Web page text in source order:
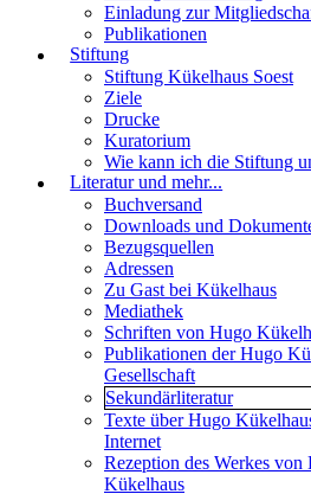
Einladung zur
Publikationen
Stiftung
Stiftung Kükelhaus Soest
Ziele
Drucke
Kuratorium
Wie kann ich die Stiftung
Literatur und mehr...
Buchversand
Downloads und
Bezugsquellen
Adressen
Zu Gast bei Kükelhaus
Mediathek
Schriften von Hugo
Publikationen der Hugo
Gesellschaft
Sekundärliteratur
Texte über Hugo
Internet
Rezeption des Werkes von
Kükelhaus